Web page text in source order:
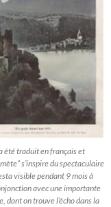
été traduit en français et
s’inspire du spectaculaire
visible pendant 9 mois à
avec une importante
dont on trouve l’écho dans la